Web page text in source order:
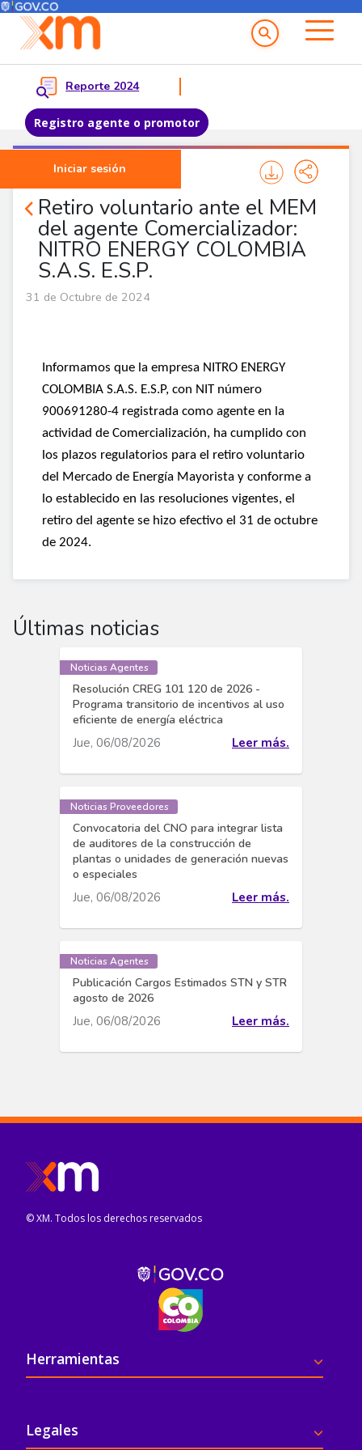
Pasar al contenido principal
Menú del Usuario
Reporte 2024
Registro agente o promotor
Iniciar sesión
Menu principal
Retiro voluntario ante el MEM
del agente Comercializador:
NITRO ENERGY COLOMBIA
S.A.S. E.S.P.
Noticias Agentes
31 de Octubre de 2024
Informamos que la empresa NITRO ENERGY
COLOMBIA S.A.S. E.S.P, con NIT número
900691280-4 registrada como agente en la
actividad de Comercialización, ha cumplido con
los plazos regulatorios para el retiro voluntario
del Mercado de Energía Mayorista y conforme a
lo establecido en las resoluciones vigentes, el
retiro del agente se hizo efectivo el 31 de octubre
de 2024.
Últimas noticias
Noticias Agentes
Resolución CREG 101 120 de 2026 -
Programa transitorio de incentivos al uso
eficiente de energía eléctrica
Jue, 06/08/2026 Leer más.
Noticias Proveedores
Convocatoria del CNO para integrar lista
de auditores de la construcción de
plantas o unidades de generación nuevas
o especiales
Jue, 06/08/2026 Leer más.
Noticias Agentes
Publicación Cargos Estimados STN y STR
agosto de 2026
Jue, 06/08/2026 Leer más.
© XM. Todos los derechos reservados
Pie de página
Herramientas
Legales